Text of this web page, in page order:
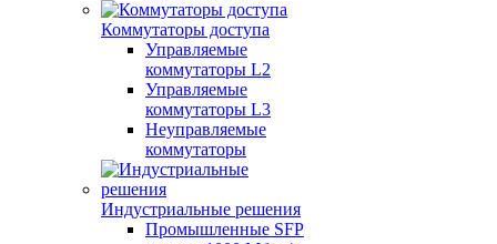
Коммутаторы доступа
Управляемые
коммутаторы L2
Управляемые
коммутаторы L3
Неуправляемые
коммутаторы
Индустриальные решения
Промышленные SFP